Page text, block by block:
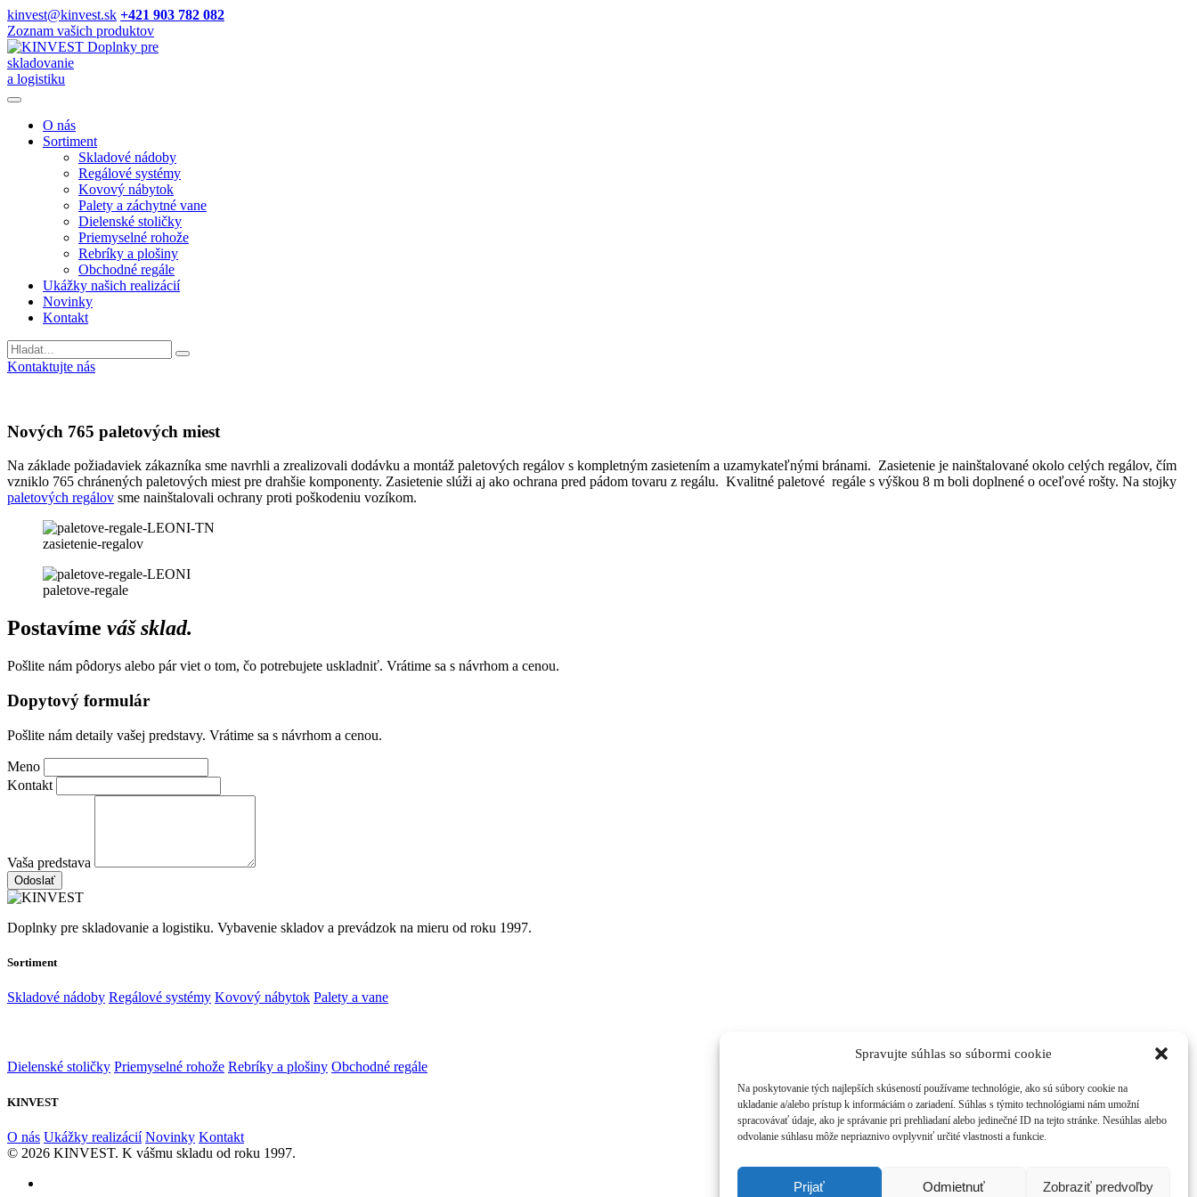
Spravujte súhlas so súbormi cookie
Na poskytovanie tých najlepších skúseností používame technológie, ako sú súbory cookie na
ukladanie a/alebo prístup k informáciám o zariadení. Súhlas s týmito technológiami nám umožní
spracovávať údaje, ako je správanie pri prehliadaní alebo jedinečné ID na tejto stránke. Nesúhlas alebo
odvolanie súhlasu môže nepriaznivo ovplyvniť určité vlastnosti a funkcie.
Prijať Odmietnuť Zobraziť predvoľby
kinvest@kinvest.sk +421 903 782 082
Zoznam vašich produktov
Doplnky pre
skladovanie
a logistiku
O nás
Sortiment
Skladové nádoby
Regálové systémy
Kovový nábytok
Palety a záchytné vane
Dielenské stoličky
Priemyselné rohože
Rebríky a plošiny
Obchodné regále
Ukážky našich realizácií
Novinky
Kontakt
Vyhladavanie
Kontaktujte nás
Nových 765 paletových miest
Na základe požiadaviek zákazníka sme navrhli a zrealizovali dodávku a montáž paletových regálov s kompletným zasietením a uzamykateľnými bránami. Zasietenie je nainštalované okolo celých regálov, čím
vzniklo 765 chránených paletových miest pre drahšie komponenty. Zasietenie slúži aj ako ochrana pred pádom tovaru z regálu. Kvalitné paletové regále s výškou 8 m boli doplnené o oceľové rošty. Na stojky
paletových regálov sme nainštalovali ochrany proti poškodeniu vozíkom.
zasietenie-regalov
paletove-regale
Postavíme váš sklad.
Pošlite nám pôdorys alebo pár viet o tom, čo potrebujete uskladniť. Vrátime sa s návrhom a cenou.
Dopytový formulár
Pošlite nám detaily vašej predstavy. Vrátime sa s návrhom a cenou.
Meno
Kontakt
Vaša predstava
Odoslať
Doplnky pre skladovanie a logistiku. Vybavenie skladov a prevádzok na mieru od roku 1997.
Sortiment
Skladové nádoby Regálové systémy Kovový nábytok Palety a vane
Dielenské stoličky Priemyselné rohože Rebríky a plošiny Obchodné regále
KINVEST
O nás Ukážky realizácií Novinky Kontakt
© 2026 KINVEST. K vášmu skladu od roku 1997.